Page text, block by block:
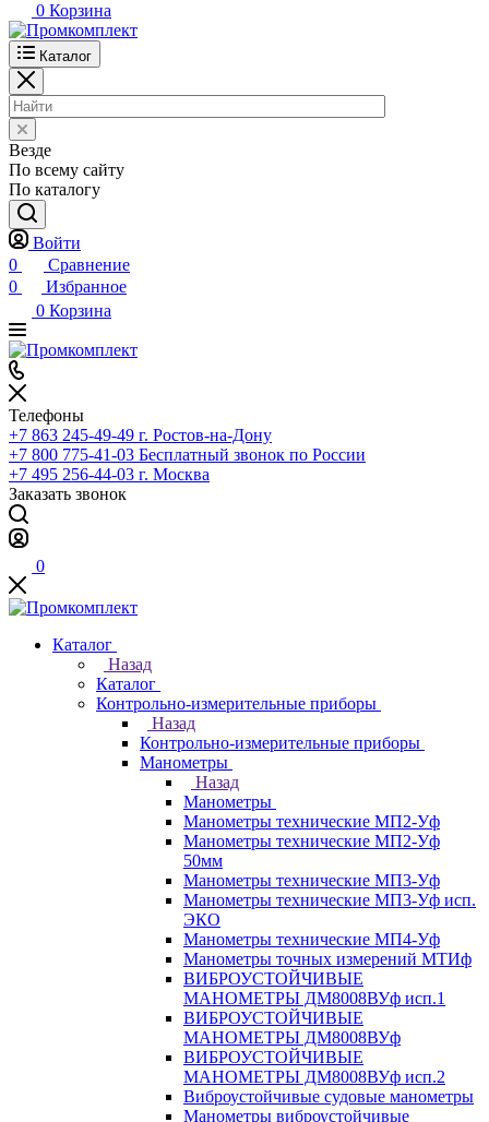
0 Корзина
Каталог
Везде
По всему сайту
По каталогу
Войти
0
Сравнение
0
Избранное
0 Корзина
Телефоны
+7 863 245-49-49 г. Ростов-на-Дону
+7 800 775-41-03 Бесплатный звонок по России
+7 495 256-44-03 г. Москва
Заказать звонок
0
Каталог
Назад
Каталог
Контрольно-измерительные приборы
Назад
Контрольно-измерительные приборы
Манометры
Назад
Манометры
Манометры технические МП2-Уф
Манометры технические МП2-Уф
50мм
Манометры технические МП3-Уф
Манометры технические МП3-Уф исп.
ЭКО
Манометры технические МП4-Уф
Манометры точных измерений МТИф
ВИБРОУСТОЙЧИВЫЕ
МАНОМЕТРЫ ДМ8008ВУф исп.1
ВИБРОУСТОЙЧИВЫЕ
МАНОМЕТРЫ ДМ8008ВУф
ВИБРОУСТОЙЧИВЫЕ
МАНОМЕТРЫ ДМ8008ВУф исп.2
Виброустойчивые судовые манометры
Манометры виброустойчивые